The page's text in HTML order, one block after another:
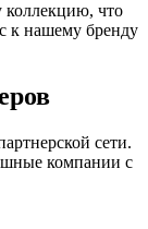
коллекцию, что
к нашему бренду
сети.
компании с